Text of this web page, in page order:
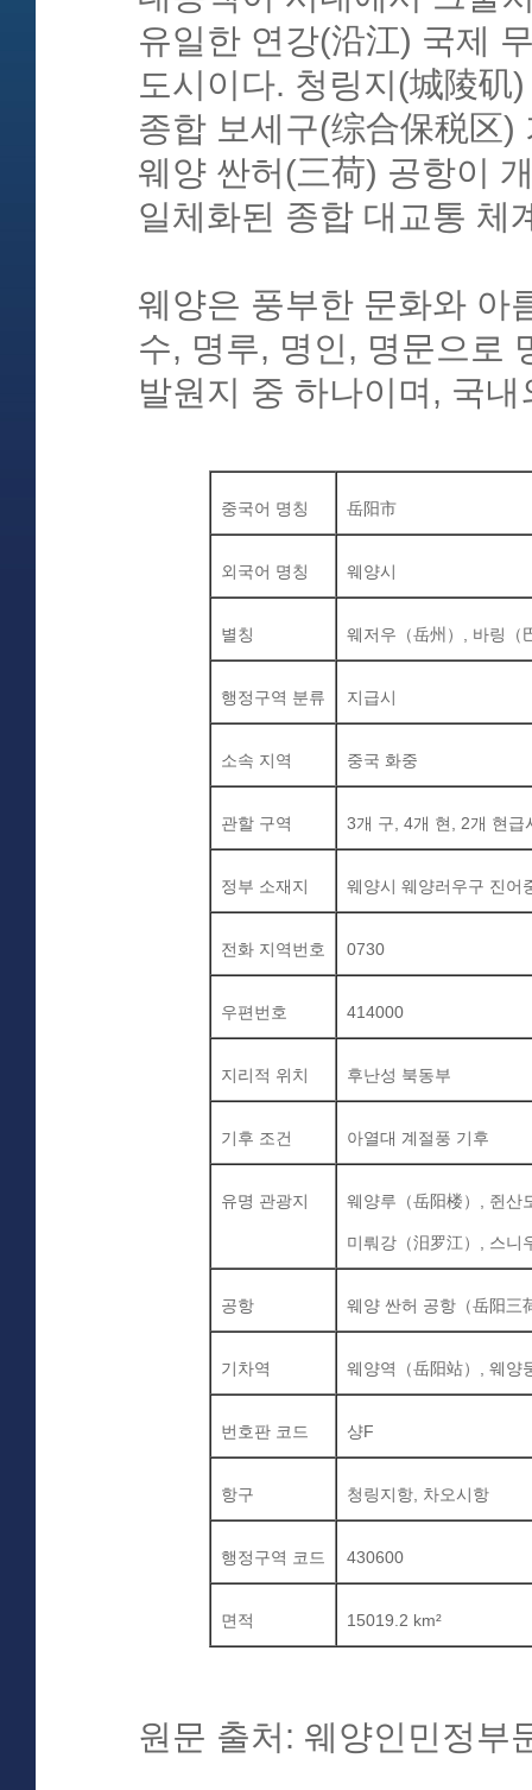
유일한 연강(沿江) 국제
도시이다. 청링지(城陵
종합 보세구(综合保税区)
웨양 싼허(三荷) 공항이
일체화된 종합 대교통 체
웨양은 풍부한 문화와 아
수, 명루, 명인, 명문으로
발원지 중 하나이며, 국
중국어 명칭 岳阳市
외국어 명칭 웨양시
별칭 웨저우 （岳州） 바링 （
행정구역 분류 지급시
소속 지역 중국 화중
관할 구역 3개 구 , 4개 현 , 2개 현급
정부 소재지 웨양시 웨양러우구 진어
전화 지역번호 0730
우편번호 414000
지리적 위치 후난성 북동부
기후 조건 아열대 계절풍 기후
유명 관광지 웨양루 （岳阳楼） 쥔산
미뤄강 （汨罗江） 스니
공항 웨양 싼허 공항 （岳阳三
기차역 웨양역 （岳阳站） 웨양
번호판 코드 샹F
항구 청링지항 차오시항
행정구역 코드 430600
면적 15019.2 km²
원문 출처: 웨양인민정부